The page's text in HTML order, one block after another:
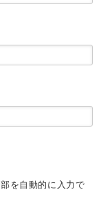
を自動的に入力で